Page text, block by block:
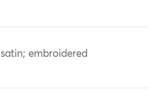
satin; embroidered